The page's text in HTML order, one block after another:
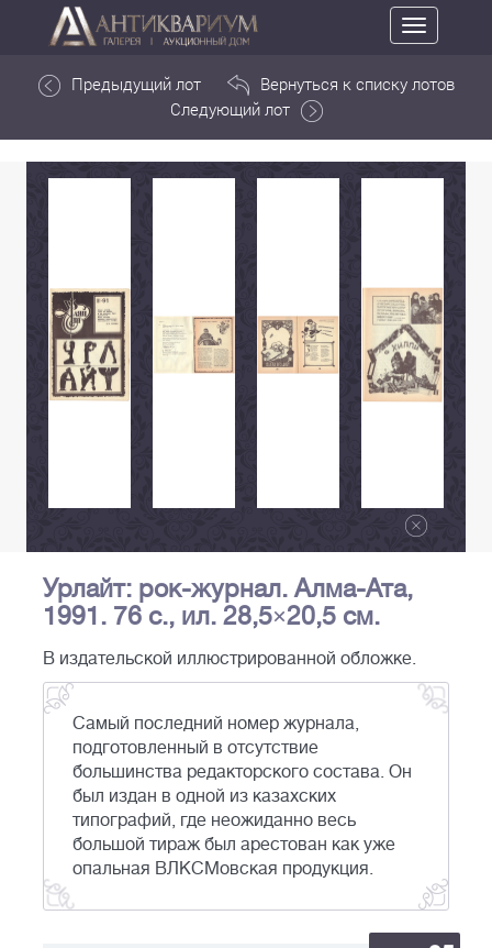
Toggle
navigation
Предыдущий лот
Вернуться к списку лотов
Следующий лот
Урлайт: рок-журнал. Алма-Ата,
1991. 76 с., ил. 28,5×20,5 см.
В издательской иллюстрированной обложке.
Самый последний номер журнала,
подготовленный в отсутствие
большинства редакторского состава. Он
был издан в одной из казахских
типографий, где неожиданно весь
большой тираж был арестован как уже
опальная ВЛКСМовская продукция.